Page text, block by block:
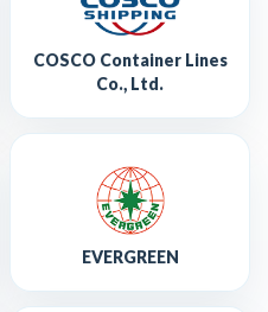
COSCO Container Lines
Co., Ltd.
EVERGREEN